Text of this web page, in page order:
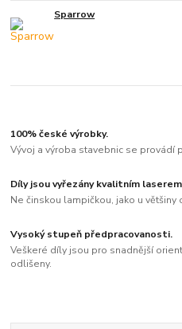
Sparrow
100% české výrobky.
Vývoj a výroba stavebnic se provádí
Díly jsou vyřezány kvalitním
Ne činskou lampičkou, jako u většiny
Vysoký stupeň předpracovanosti.
Veškeré díly jsou pro snadnější
odlišeny.